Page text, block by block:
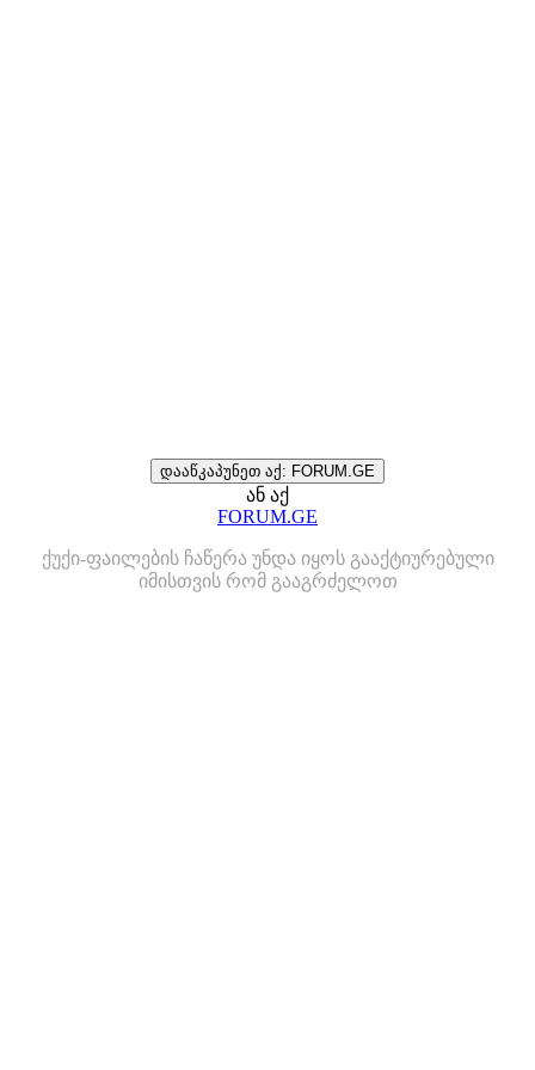
დააწკაპუნეთ აქ: FORUM.GE
ან აქ
FORUM.GE
ქუქი-ფაილების ჩაწერა უნდა იყოს გააქტიურებული
იმისთვის რომ გააგრძელოთ